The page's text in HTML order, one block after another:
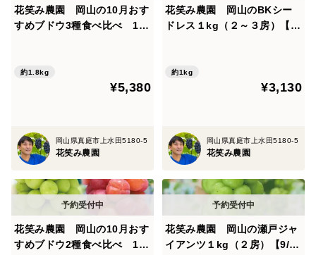
花笑み農園 岡山の10月おす
すめブドウ3種食べ比べ 1.8
約1.8kg
¥5,380
岡山県真庭市上水田5180-5
花笑み農園
花笑み農園 岡山のBKシー
ドレス１kg（２～３房）【9/
約1kg
¥3,130
岡山県真庭市上水田5180-5
花笑み農園
花笑み農園 岡山の10月おす
すめブドウ2種食べ比べ 1k
花笑み農園 岡山の瀬戸ジャ
イアンツ１kg（２房）【9/27